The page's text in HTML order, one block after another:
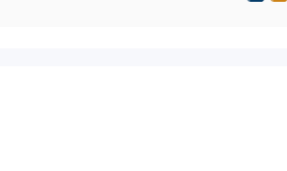
широкий спектр торговых
Минимальные требования к депозиту